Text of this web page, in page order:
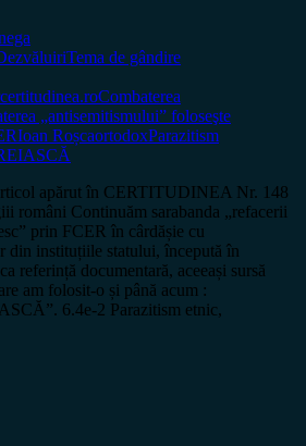
Tema de gândire
certitudinea.roCombaterea
„antisemitismului” foloseşte
Ioan RoșcaortodoxParazitism
apărut în CERTITUDINEA Nr. 148
români Continuăm sarabanda „refacerii
prin FCER în cârdășie cu
din instituțiile statului, începută în
referință documentară, aceeași sursă
am folosit-o și până acum :
6.4e-2 Parazitism etnic,